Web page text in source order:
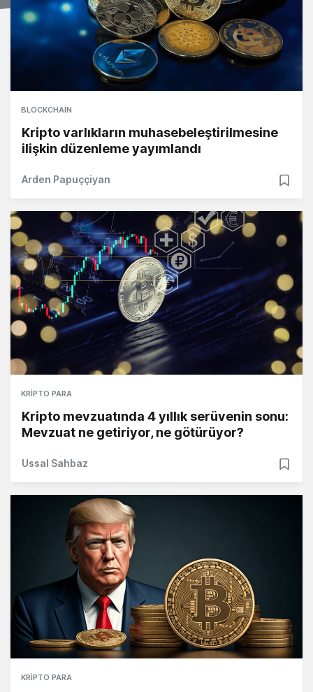
BLOCKCHAIN
Kripto varlıkların muhasebeleştirilmesine
ilişkin düzenleme yayımlandı
Arden Papuççiyan
KRIPTO PARA
Kripto mevzuatında 4 yıllık serüvenin sonu:
Mevzuat ne getiriyor, ne götürüyor?
Ussal Sahbaz
KRIPTO PARA